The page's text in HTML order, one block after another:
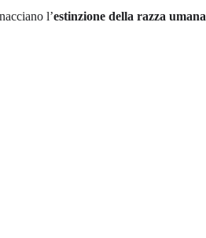
l’estinzione della razza umana